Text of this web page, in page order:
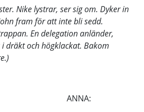
Nike lystrar, ser sig om. Dyker in
fram för att inte bli sedd.
En delegation anländer,
dräkt och högklackat. Bakom
ANNA: